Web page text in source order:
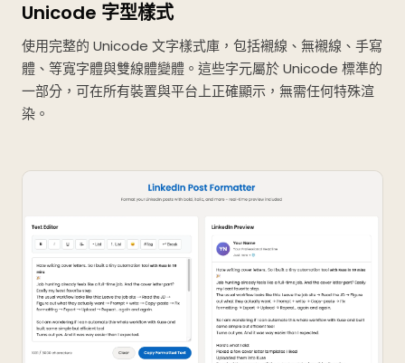
Unicode 字型樣式
使用完整的 Unicode 文字樣式庫，包括襯線、無襯線、手寫
體、等寬字體與雙線體變體。這些字元屬於 Unicode 標準的
一部分，可在所有裝置與平台上正確顯示，無需任何特殊渲
染。